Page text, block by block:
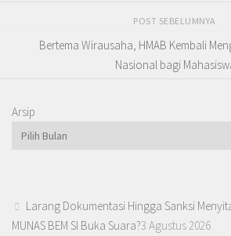
POST SEBELUMNYA
Bertema Wirausaha, HMAB Kembali
Nasional bagi
Arsip
Larang Dokumentasi Hingga Sanksi
MUNAS BEM SI Buka Suara?3 Agustus 2026